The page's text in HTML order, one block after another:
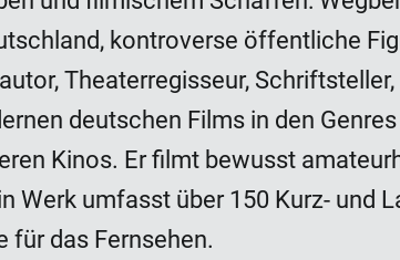
kontroverse öffentliche
Theaterregisseur,
deutschen Films in den
Kinos. Er filmt bewusst
Werk umfasst über 150 Kurz- und
für das Fernsehen.